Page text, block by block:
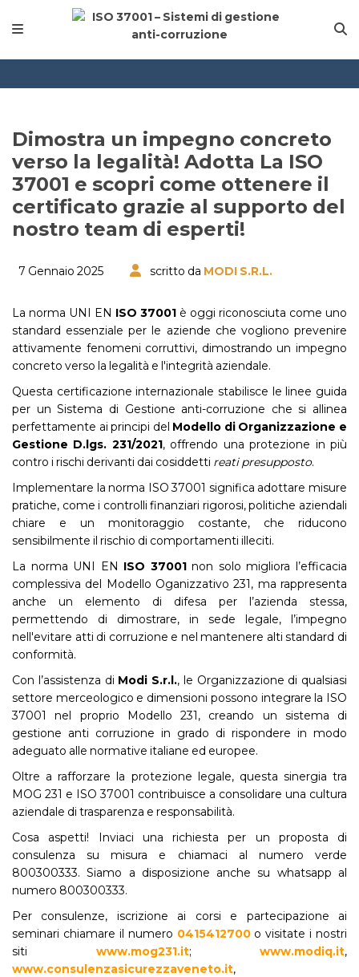
Dimostra un impegno concreto
verso la legalità! Adotta La ISO
37001 e scopri come ottenere il
certificato grazie al supporto del
nostro team di esperti!
7 Gennaio 2025 scritto da MODI S.r.l.
La norma UNI EN ISO 37001 è oggi riconosciuta come uno
standard essenziale per le aziende che vogliono prevenire
attivamente fenomeni corruttivi, dimostrando un impegno
concreto verso la legalità e l'integrità aziendale.
Questa certificazione internazionale stabilisce le linee guida
per un Sistema di Gestione anti-corruzione che si allinea
perfettamente ai principi del Modello di Organizzazione e
Gestione D.lgs. 231/2021, offrendo una protezione in più
contro i rischi derivanti dai cosiddetti reati presupposto.
Implementare la norma ISO 37001 significa adottare misure
pratiche, come i controlli finanziari rigorosi, politiche aziendali
chiare e un monitoraggio costante, che riducono
sensibilmente il rischio di comportamenti illeciti.
La norma UNI EN ISO 37001non solo migliora l’efficacia
complessiva del Modello Oganizzativo 231, ma rappresenta
anche un elemento di difesa per l’azienda stessa,
permettendo di dimostrare, in sede legale, l’impegno
nell'evitare atti di corruzione e nel mantenere alti standard di
conformità.
Con l’assistenza di Modi S.r.l., le Organizzazione di qualsiasi
settore merceologico e dimensioni possono integrare la ISO
37001 nel proprio Modello 231, creando un sistema di
gestione anti corruzione in grado di rispondere in modo
adeguato alle normative italiane ed europee.
Oltre a rafforzare la protezione legale, questa sinergia tra
MOG 231 e ISO 37001 contribuisce a consolidare una cultura
aziendale di trasparenza e responsabilità.
Cosa aspetti! Inviaci una richiesta per un proposta di
consulenza su misura e chiamaci al numero verde
800300333. Siamo a disposizione anche su whatsapp al
numero 800300333.
Per consulenze, iscrizione ai corsi e partecipazione ai
seminari chiamare il numero 0415412700o visitate i nostri
siti www.mog231.it; www.modiq.it,
www.consulenzasicurezzaveneto.it,